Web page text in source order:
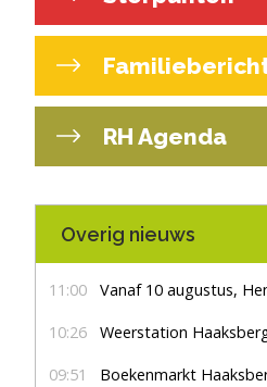
RH Agenda
Overig nieuws
11:00 Vanaf 10 augustus, Hengelosestraat
10:26 Weerstation Haaksbergen:
09:51 Boekenmarkt Haaksbergen zaterdag